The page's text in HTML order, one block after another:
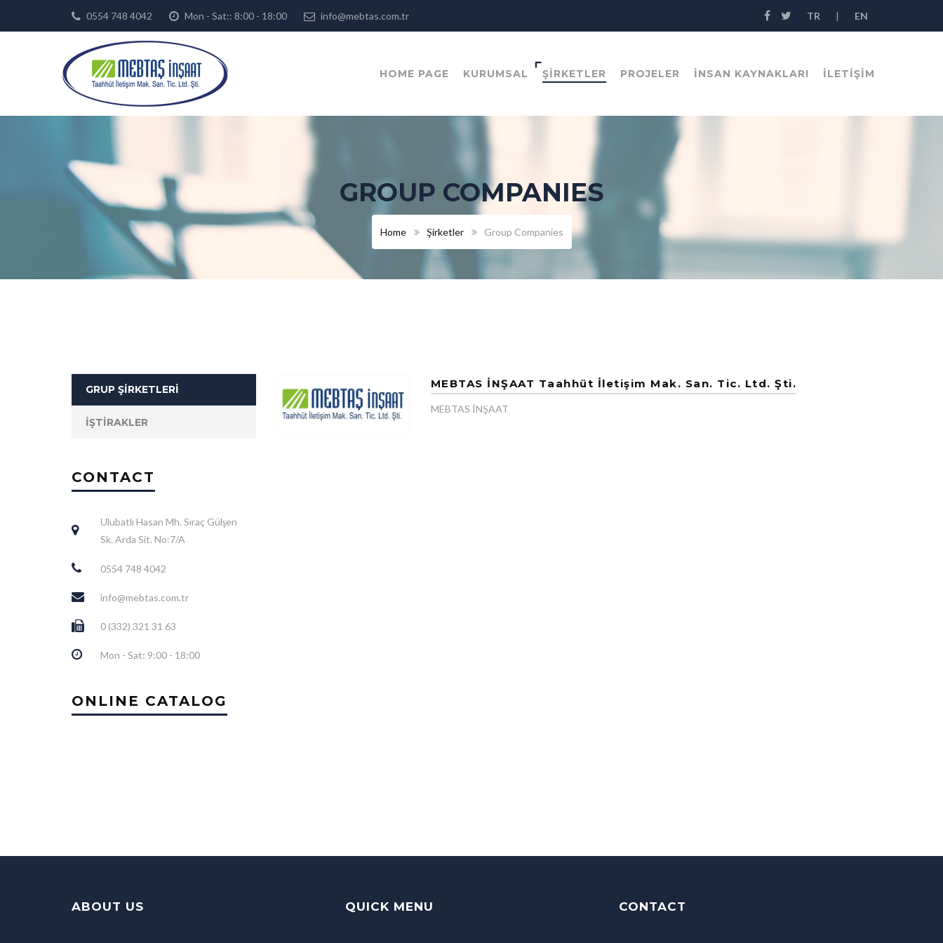
0554 748 4042 Mon - Sat:: 8:00 - 18:00 info@mebtas.com.tr TR | EN
HOME PAGE KURUMSAL ŞİRKETLER PROJELER İNSAN KAYNAKLARI İLETİŞİM
GROUP COMPANIES
Home Şirketler Group Companies
GRUP ŞİRKETLERİ
İŞTİRAKLER
CONTACT
Ulubatlı Hasan Mh. Sıraç Gülşen
Sk. Arda Sit. No:7/A
0554 748 4042
info@mebtas.com.tr
0 (332) 321 31 63
Mon - Sat: 9:00 - 18:00
ONLINE CATALOG
MEBTAS İNŞAAT Taahhüt İletişim Mak. San. Tic. Ltd. Şti.
MEBTAS İNŞAAT
ABOUT US QUICK MENU CONTACT